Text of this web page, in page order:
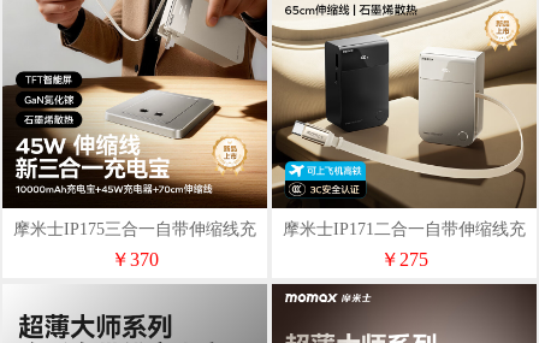
摩米士IP175三合一自带伸缩线充
电宝10000毫安
￥370
摩米士IP171二合一自带伸缩线充
电宝10000毫安
￥275